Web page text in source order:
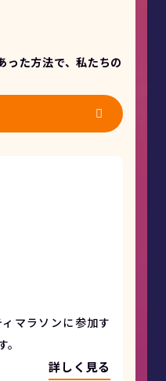
った方法で、私たちの
マラソンに参加す
詳しく見る